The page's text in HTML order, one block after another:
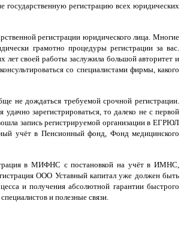
государственную регистрацию всех юридических
регистрации юридического лица. Многие
грамотно процедуры регистрации за вас.
лет своей работы заслужила большой авторитет и
со специалистами фирмы, какого
не дождаться требуемой срочной регистрации.
зарегистрироваться, то далеко не с первой
запись регистрируемой организации в ЕГРЮЛ
учёт в Пенсионный фонд, Фонд медицинского
в МИФНС с постановкой на учёт в ИМНС,
ООО Уставный капитал уже должен быть
и получения абсолютной гарантии быстрого
и полезные связи.